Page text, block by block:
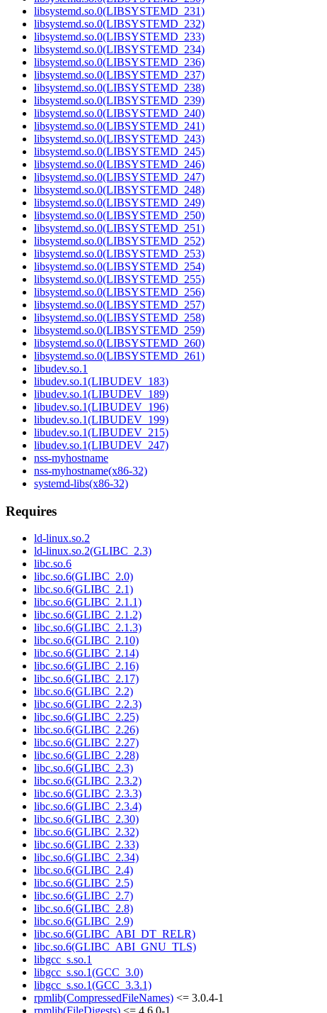
libsystemd.so.0(LIBSYSTEMD_231)
libsystemd.so.0(LIBSYSTEMD_232)
libsystemd.so.0(LIBSYSTEMD_233)
libsystemd.so.0(LIBSYSTEMD_234)
libsystemd.so.0(LIBSYSTEMD_236)
libsystemd.so.0(LIBSYSTEMD_237)
libsystemd.so.0(LIBSYSTEMD_238)
libsystemd.so.0(LIBSYSTEMD_239)
libsystemd.so.0(LIBSYSTEMD_240)
libsystemd.so.0(LIBSYSTEMD_241)
libsystemd.so.0(LIBSYSTEMD_243)
libsystemd.so.0(LIBSYSTEMD_245)
libsystemd.so.0(LIBSYSTEMD_246)
libsystemd.so.0(LIBSYSTEMD_247)
libsystemd.so.0(LIBSYSTEMD_248)
libsystemd.so.0(LIBSYSTEMD_249)
libsystemd.so.0(LIBSYSTEMD_250)
libsystemd.so.0(LIBSYSTEMD_251)
libsystemd.so.0(LIBSYSTEMD_252)
libsystemd.so.0(LIBSYSTEMD_253)
libsystemd.so.0(LIBSYSTEMD_254)
libsystemd.so.0(LIBSYSTEMD_255)
libsystemd.so.0(LIBSYSTEMD_256)
libsystemd.so.0(LIBSYSTEMD_257)
libsystemd.so.0(LIBSYSTEMD_258)
libsystemd.so.0(LIBSYSTEMD_259)
libsystemd.so.0(LIBSYSTEMD_260)
libsystemd.so.0(LIBSYSTEMD_261)
libudev.so.1
libudev.so.1(LIBUDEV_183)
libudev.so.1(LIBUDEV_189)
libudev.so.1(LIBUDEV_196)
libudev.so.1(LIBUDEV_199)
libudev.so.1(LIBUDEV_215)
libudev.so.1(LIBUDEV_247)
nss-myhostname
nss-myhostname(x86-32)
systemd-libs(x86-32)
Requires
ld-linux.so.2
ld-linux.so.2(GLIBC_2.3)
libc.so.6
libc.so.6(GLIBC_2.0)
libc.so.6(GLIBC_2.1)
libc.so.6(GLIBC_2.1.1)
libc.so.6(GLIBC_2.1.2)
libc.so.6(GLIBC_2.1.3)
libc.so.6(GLIBC_2.10)
libc.so.6(GLIBC_2.14)
libc.so.6(GLIBC_2.16)
libc.so.6(GLIBC_2.17)
libc.so.6(GLIBC_2.2)
libc.so.6(GLIBC_2.2.3)
libc.so.6(GLIBC_2.25)
libc.so.6(GLIBC_2.26)
libc.so.6(GLIBC_2.27)
libc.so.6(GLIBC_2.28)
libc.so.6(GLIBC_2.3)
libc.so.6(GLIBC_2.3.2)
libc.so.6(GLIBC_2.3.3)
libc.so.6(GLIBC_2.3.4)
libc.so.6(GLIBC_2.30)
libc.so.6(GLIBC_2.32)
libc.so.6(GLIBC_2.33)
libc.so.6(GLIBC_2.34)
libc.so.6(GLIBC_2.4)
libc.so.6(GLIBC_2.5)
libc.so.6(GLIBC_2.7)
libc.so.6(GLIBC_2.8)
libc.so.6(GLIBC_2.9)
libc.so.6(GLIBC_ABI_DT_RELR)
libc.so.6(GLIBC_ABI_GNU_TLS)
libgcc_s.so.1
libgcc_s.so.1(GCC_3.0)
libgcc_s.so.1(GCC_3.3.1)
rpmlib(CompressedFileNames) <= 3.0.4-1